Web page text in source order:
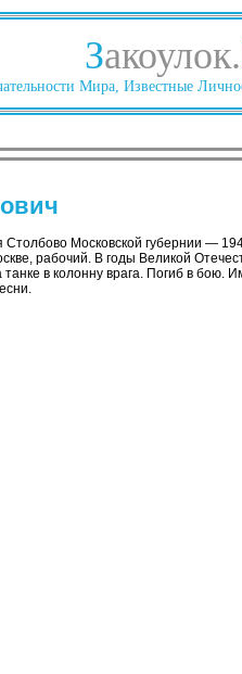
Закоулок.
Мира, Известные
Московской губернии —
рабочий. В годы Великой
танке в колонну врага. Погиб в